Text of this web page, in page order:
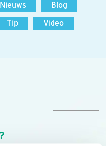
Nieuws
Blog
Tip
Video